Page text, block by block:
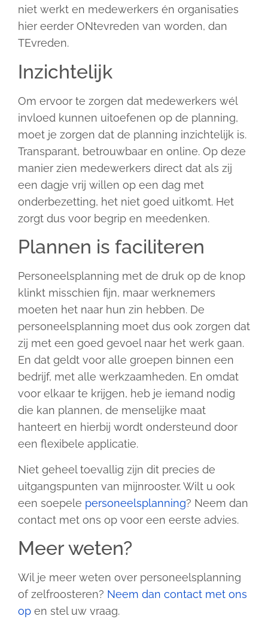
niet werkt en medewerkers én organisaties
hier eerder ONtevreden van worden, dan
TEvreden.
Inzichtelijk
Om ervoor te zorgen dat medewerkers wél
invloed kunnen uitoefenen op de planning,
moet je zorgen dat de planning inzichtelijk is.
Transparant, betrouwbaar en online. Op deze
manier zien medewerkers direct dat als zij
een dagje vrij willen op een dag met
onderbezetting, het niet goed uitkomt. Het
zorgt dus voor begrip en meedenken.
Plannen is faciliteren
Personeelsplanning met de druk op de knop
klinkt misschien fijn, maar werknemers
moeten het naar hun zin hebben. De
personeelsplanning moet dus ook zorgen dat
zij met een goed gevoel naar het werk gaan.
En dat geldt voor alle groepen binnen een
bedrijf, met alle werkzaamheden. En omdat
voor elkaar te krijgen, heb je iemand nodig
die kan plannen, de menselijke maat
hanteert en hierbij wordt ondersteund door
een flexibele applicatie.
Niet geheel toevallig zijn dit precies de
uitgangspunten van mijnrooster. Wilt u ook
een soepele personeelsplanning? Neem dan
contact met ons op voor een eerste advies.
Meer weten?
Wil je meer weten over personeelsplanning
of zelfroosteren? Neem dan contact met ons
op en stel uw vraag.